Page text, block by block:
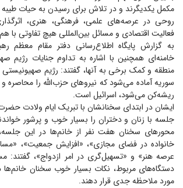
مکمل یکدیگرند و در تلاش برای رسیدن به حیات
روحی در عرصه‌های علمی، فرهنگی، هنری،
فعالیت اقتصادی و مسائل بین‌المللی هیچ تفاوتی با
به گزارش پایگاه اطلاع‌رسانی دفتر مقام معظم
خامنه‌ای همچنین با اشاره به تداوم جنایات رژیم
منطقه و کمک برخی به آنها، گفتند: رژیم
سوریه آماده می‌شود که نیرو‌های حزب‌الله را محاصره و
ریشه‌کن می‌شود، اسرائیل است.
ایشان در ابتدای سخنانشان با تبریک ایام ولادت
جلسه با زنان و دختران را بسیار خوب و پرشور
محور‌های سخنان هفت نفر از خانم‌ها در این
خانواده در فضای مجازی»، «افزایش جمعیت»،
عرصه هنر» و «تسهیل‌گری در امر ازدواج»، گفتند:
دستگاه‌های مربوط، نکات بسیار خوب سخنان خانم‌ها
مورد ملاحظه جدی قرار دهند.